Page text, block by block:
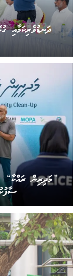
”މަދިރިން ރައްކާ“